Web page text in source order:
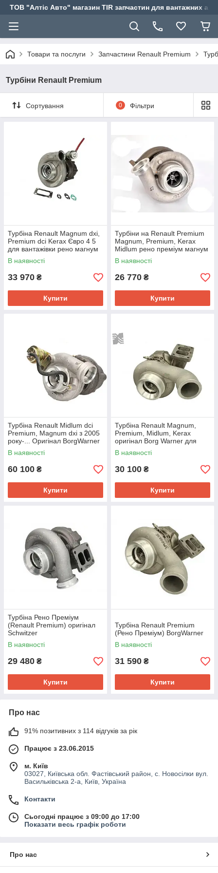
ТОВ "Алтіс Авто" магазин TIR запчастин для вантажних
Товари та послуги Запчастини Renault Premium
Турбіни Renault Premium
Сортування 0 Фільтри
Турбіна Renault Magnum dxi,
Premium dci Kerax Євро 4 5
для вантажівки рено магнум
преміум 4046848
В наявності
33 970 ₴
Купити
Турбіни на Renault Premium
Magnum, Premium, Kerax
Midlum рено преміум магнум
вантажних автомобілів
В наявності
26 770 ₴
Купити
Турбіна Renault Midlum dci
Premium, Magnum dxi з 2005
року-... Оригінал BorgWarner
рено преміум магнум
В наявності
60 100 ₴
Купити
Турбіна Renault Magnum,
Premium, Midlum, Kerax
оригінал Borg Warner для
вантажівки рено магнум
преміум
В наявності
30 100 ₴
Купити
Турбіна Рено Преміум
(Renault Premium) оригінал
Schwitzer
В наявності
29 480 ₴
Купити
Турбіна Renault Premium
(Рено Преміум) BorgWarner
В наявності
31 590 ₴
Купити
Про нас
91% позитивних з 114 відгуків за рік
Працює з 23.06.2015
м. Київ
03027, Київська обл. Фастівський район, с. Новосілки вул.
Васильківська 2-а, Київ, Україна
Контакти
Сьогодні працює з 09:00 до 17:00
Показати весь графік роботи
Про нас